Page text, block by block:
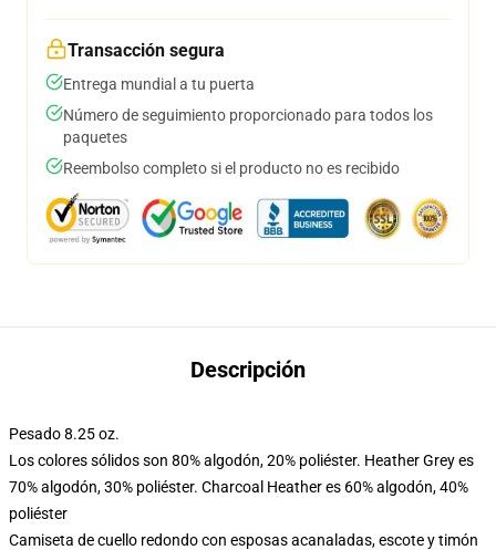
Transacción segura
Entrega mundial a tu puerta
Número de seguimiento proporcionado para todos los
paquetes
Reembolso completo si el producto no es recibido
Descripción
Pesado 8.25 oz.
Los colores sólidos son 80% algodón, 20% poliéster. Heather Grey es
70% algodón, 30% poliéster. Charcoal Heather es 60% algodón, 40%
poliéster
Camiseta de cuello redondo con esposas acanaladas, escote y timón